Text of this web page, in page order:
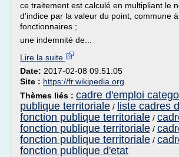
ce traitement est calculé en multipliant le
d'indice par la valeur du point, commune
fonctionnaires ;
une indemnité de...
Lire la suite
Date: 2017-02-08 09:51:05
Site : https://fr.wikipedia.org
Thèmes liés : cadre d'emploi
publique territoriale / liste cadres
fonction publique territoriale /
fonction publique territoriale /
fonction publique territoriale /
fonction publique d'etat